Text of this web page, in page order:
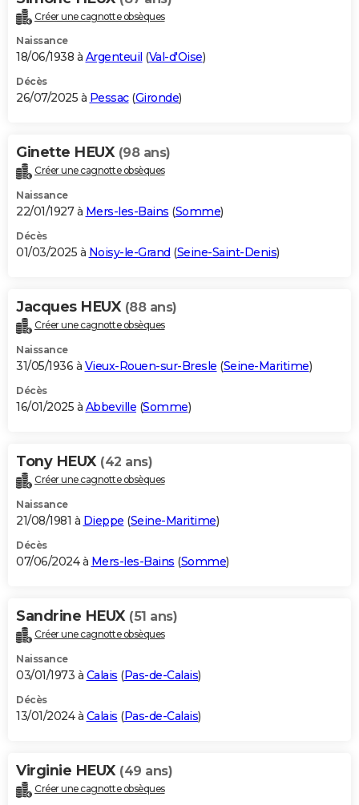
Créer une cagnotte obsèques
Naissance
18/06/1938 à Argenteuil (Val-d'Oise)
Décès
26/07/2025 à Pessac(Gironde)
Ginette HEUX (98 ans)
Créer une cagnotte obsèques
Naissance
22/01/1927 à Mers-les-Bains (Somme)
Décès
01/03/2025 à Noisy-le-Grand (Seine-Saint-Denis)
Jacques HEUX (88 ans)
Créer une cagnotte obsèques
Naissance
31/05/1936 à Vieux-Rouen-sur-Bresle (Seine-Maritime)
Décès
16/01/2025 à Abbeville (Somme)
Tony HEUX (42 ans)
Créer une cagnotte obsèques
Naissance
21/08/1981 à Dieppe (Seine-Maritime)
Décès
07/06/2024 à Mers-les-Bains (Somme)
Sandrine HEUX (51 ans)
Créer une cagnotte obsèques
Naissance
03/01/1973 à Calais (Pas-de-Calais)
Décès
13/01/2024 à Calais (Pas-de-Calais)
Virginie HEUX (49 ans)
Créer une cagnotte obsèques